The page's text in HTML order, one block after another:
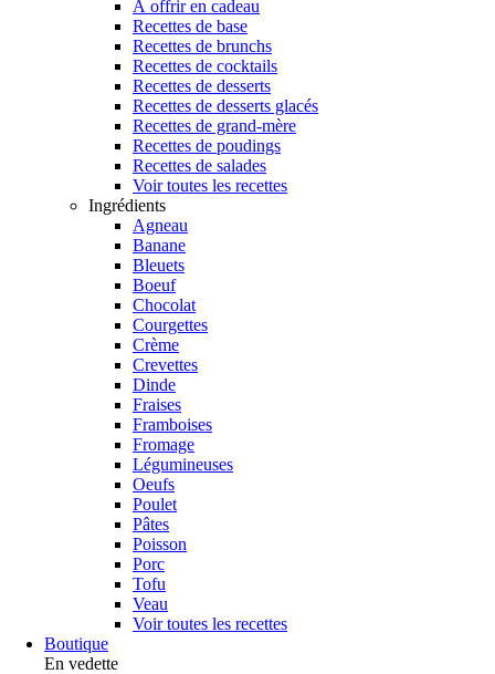
À offrir en cadeau
Recettes de base
Recettes de brunchs
Recettes de cocktails
Recettes de desserts
Recettes de desserts glacés
Recettes de grand-mère
Recettes de poudings
Recettes de salades
Voir toutes les recettes
Ingrédients
Agneau
Banane
Bleuets
Boeuf
Chocolat
Courgettes
Crème
Crevettes
Dinde
Fraises
Framboises
Fromage
Légumineuses
Oeufs
Poulet
Pâtes
Poisson
Porc
Tofu
Veau
Voir toutes les recettes
Boutique
En vedette